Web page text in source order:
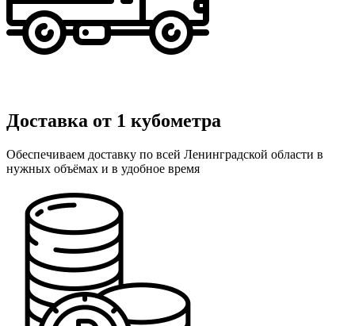
Доставка от 1 кубометра
Обеспечиваем доставку по всей Ленинградской области в
нужных объёмах и в удобное время